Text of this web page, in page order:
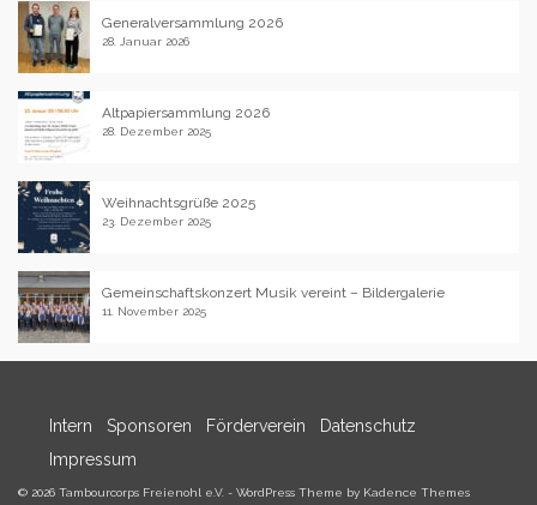
Generalversammlung 2026
28. Januar 2026
Altpapiersammlung 2026
28. Dezember 2025
Weihnachtsgrüße 2025
23. Dezember 2025
Gemeinschaftskonzert Musik vereint – Bildergalerie
11. November 2025
Intern Sponsoren Förderverein
Datenschutz
Impressum
© 2026 Tambourcorps Freienohl e.V. - WordPress Theme by Kadence Themes